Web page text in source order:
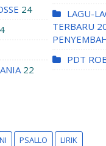
24
22
LAGU-
TERBARU
PDT
PSALLO
LIRIK